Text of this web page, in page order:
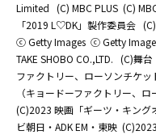
Limited (C) MBC PLUS (C)
「2019 L♡DK」製作委員会
ⓒ Getty Images ⓒ Getty
TAKE SHOBO CO.,LTD. (C)舞台
ファクトリー、ローソンチケッ
（キョードーファクトリー、ロ
(C)2023 映画「ギーツ・キング
ビ朝日・ADK EM・東映